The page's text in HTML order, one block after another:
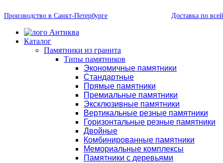
Производство в Санкт-Петербурге Доставка по
Каталог
Памятники из гранита
Типы памятников
Экономичные памятники
Стандартные
Прямые памятники
Премиальные памятники
Эксклюзивные памятники
Вертикальные резные памятники
Горизонтальные резные памятники
Двойные
Комбинированные памятники
Мемориальные комплексы
Памятники с деревьями